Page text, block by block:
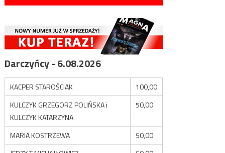
Darczyńcy - 6.08.2026
KACPER STAROŚCIAK
100,00
KULCZYK GRZEGORZ POLIŃSKA i
KULCZYK KATARZYNA
50,00
MARIA KOSTRZEWA
50,00